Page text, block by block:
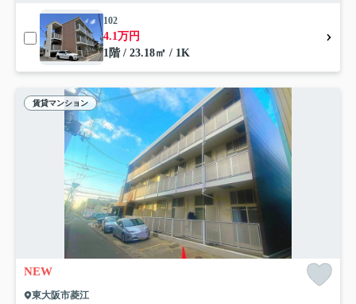
102
4.1万円
1階 / 23.18㎡ / 1K
賃貸マンション
NEW
東大阪市菱江